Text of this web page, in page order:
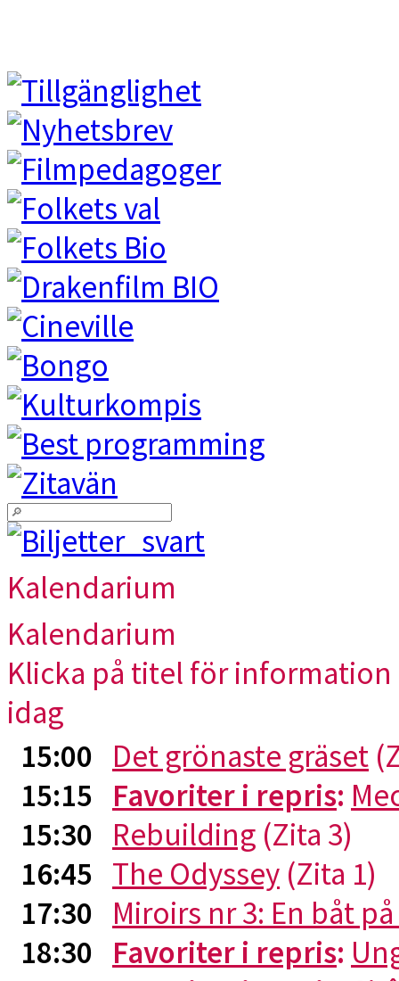
Kalendarium
Kalendarium
Klicka på titel för
idag
15:00 Det grönaste gräset
15:15 Favoriter i repris:
15:30 Rebuilding (Zita 3)
16:45 The Odyssey (Zita 1)
17:30 Miroirs nr 3: En båt
18:30 Favoriter i repris: